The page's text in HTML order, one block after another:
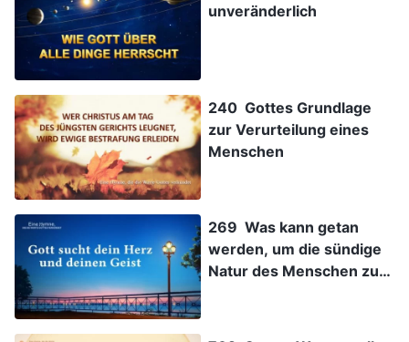
unveränderlich
240 Gottes Grundlage
zur Verurteilung eines
Menschen
269 Was kann getan
werden, um die sündige
Natur des Menschen zu